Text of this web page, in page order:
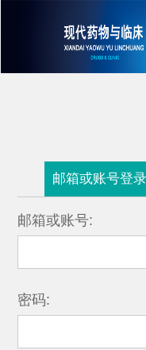
邮箱或账号登录
邮箱或账号:
密码: